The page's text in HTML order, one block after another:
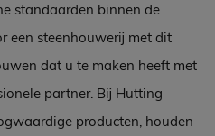
standaarden binnen de
een steenhouwerij met dit
dat u te maken heeft met
partner. Bij Hutting
producten, houden